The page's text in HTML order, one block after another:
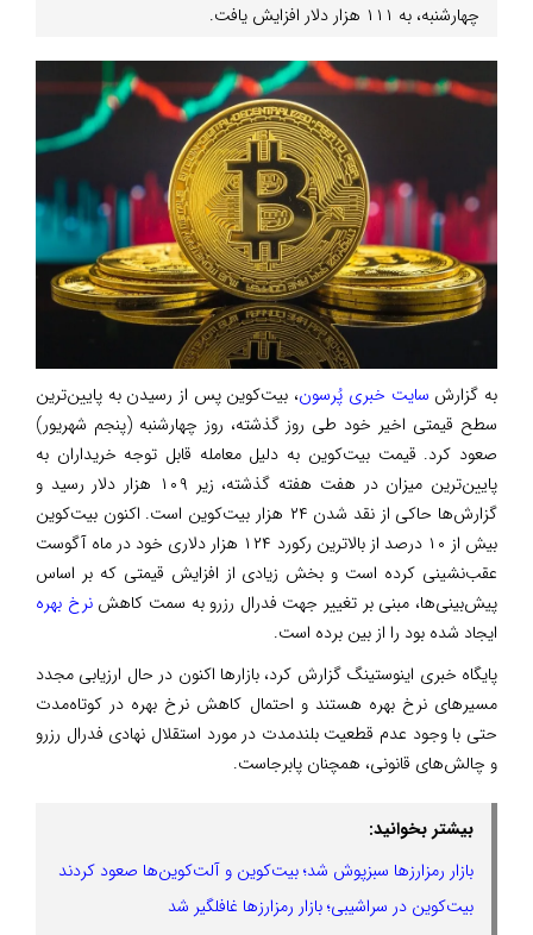
چهارشنبه، به ۱۱۱ هزار دلار افزایش یافت.
به گزارش سایت خبری پُرسون، بیت‌کوین پس از رسیدن به پایین‌ترین
سطح قیمتی اخیر خود طی روز گذشته، روز چهارشنبه (پنجم شهریور)
صعود کرد. قیمت بیت‌کوین به دلیل معامله قابل توجه خریداران به
پایین‌ترین میزان در هفت هفته گذشته، زیر ۱۰۹ هزار دلار رسید و
گزارش‌ها حاکی از نقد شدن ۲۴ هزار بیت‌کوین است. اکنون بیت‌کوین
بیش از ۱۰ درصد از بالاترین رکورد ۱۲۴ هزار دلاری خود در ماه آگوست
عقب‌نشینی کرده است و بخش زیادی از افزایش قیمتی که بر اساس
پیش‌بینی‌ها، مبنی بر تغییر جهت فدرال رزرو به سمت کاهشنرخ بهره
ایجاد شده بود را از بین برده است.
پایگاه خبری اینوستینگ گزارش کرد، بازارها اکنون در حال ارزیابی مجدد
مسیرهای نرخ بهره هستند و احتمال کاهش نرخ بهره در کوتاه‌مدت
حتی با وجود عدم قطعیت بلندمدت در مورد استقلال نهادی فدرال رزرو
و چالش‌های قانونی، همچنان پابرجاست.
بیشتر بخوانید:
بازار رمزارزها سبزپوش شد؛ بیت‌کوین و آلت‌کوین‌ها صعود کردند
بیت‌کوین در سراشیبی؛ بازار رمزارزها غافلگیر شد